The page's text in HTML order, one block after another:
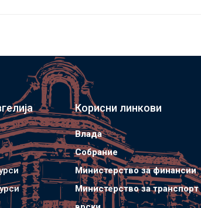
Корисни линкови
Влада
Собрание
Министерство за финансии
Министерство за транспорт